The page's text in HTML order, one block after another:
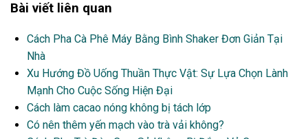
Bài viết liên quan
Cách Pha Cà Phê Máy Bằng Bình Shaker Đơn Giản Tại
Nhà
Xu Hướng Đồ Uống Thuần Thực Vật: Sự Lựa Chọn Lành
Mạnh Cho Cuộc Sống Hiện Đại
Cách làm cacao nóng không bị tách lớp
Có nên thêm yến mạch vào trà vải không?